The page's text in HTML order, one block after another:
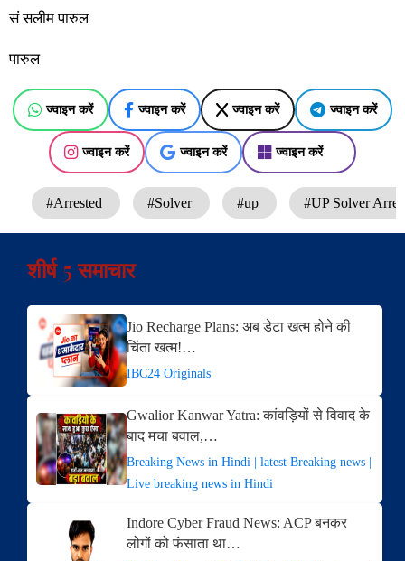
सं सलीम पारुल
पारुल
ज्वाइन करें ज्वाइन करें ज्वाइन करें ज्वाइन करें
ज्वाइन करें ज्वाइन करें ज्वाइन करें
#Arrested #Solver #up #UP Solver
शीर्ष 5 समाचार
Jio Recharge Plans: अब डेटा खत्म होने की
चिंता खत्म!…
IBC24 Originals
Gwalior Kanwar Yatra: कांवड़ियों से विवाद के
बाद मचा बवाल,…
Breaking News in Hindi | latest Breaking news |
Live breaking news in Hindi
Indore Cyber Fraud News: ACP बनकर
लोगों को फंसाता था…